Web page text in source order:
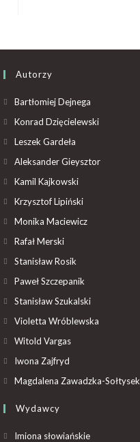
Autorzy
Bartłomiej Dejnega
Konrad Dzięcielewski
Leszek Gardeła
Aleksander Gieysztor
Kamil Kajkowski
Krzysztof Lipiński
Monika Maciewicz
Rafał Merski
Stanisław Rosik
Paweł Szczepanik
Stanisław Szukalski
Violetta Wróblewska
Witold Vargas
Iwona Zajfryd
Magdalena Zawadzka-Sołtysek
Wydawcy
Imiona słowiańskie